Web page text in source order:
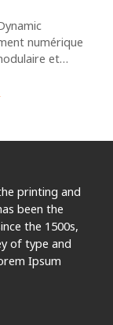
et
du
et
de
atteindre
printing and
been the
the 1500s,
of type and
Ipsum